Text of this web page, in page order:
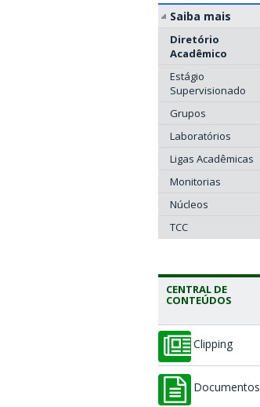
Saiba mais
Diretório
Acadêmico
Estágio
Supervisionado
Grupos
Laboratórios
Ligas Acadêmicas
Monitorias
Núcleos
TCC
CENTRAL DE
CONTEÚDOS
Clipping
Documentos